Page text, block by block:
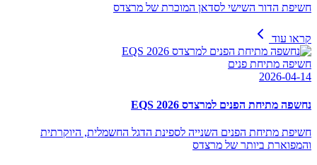
חשיפת הדור השישי לסדאן המוכרת של מרצדס
קראו עוד
חשיפה מתיחת פנים
2026-04-14
נחשפה מתיחת הפנים למרצדס EQS 2026
חשיפת מתיחת הפנים השנייה לספינת הדגל החשמלית, היוקרתית
והמפוארת ביותר של מרצדס